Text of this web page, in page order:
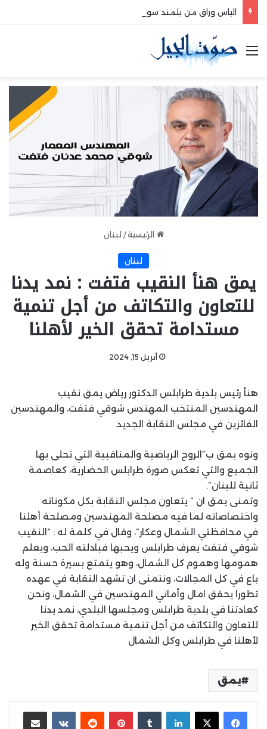
القائمة
الرئيسية / لبنان
لبنان
يمق هنأ النقيب فتفت : نمد يدنا
للتعاون والتكاتف من أجل تنمية
مستدامة تحقق الخير لأهلنا
أبريل 15, 2024
هنأ رئيس بلدية طرابلس الدكتور رياض يمق نقيب
المهندسين المنتخب المهندس شوقي فتفت، والمهندسين
الفائزين في مجلس النقابة الجديد.
ونوه يمق ب”الروح الرياضية والمناقبية التي تحلى بها
الجميع والتي تعكس صورة طرابلس الحضارية، كعاصمة
ثانية للبنان”.
وتمنى يمق ان ” يتعاون مجلس النقابة بكل مكوناته
واختصاصاته لما فيه مصلحة المهندسين ومصلحة أهلنا
في محافظتي الشمال وعكار”، وقال في كلمة له : “النقيب
شوقي فتفت يعرف طرابلس ويحبها فبادلته الحب، ويعلم
همومها وهموم كل الشمال، وهو يتمتع بسيرة حسنة وله
باع في كل المجالات، ونتمنى ان تشهد النقابة في عهده
تطورا يحقق امال وأماني المهندسين في الشمال، ونحن
كعادتنا في بلدية طرابلس ومجلسها البلدي، نمد يدنا
للتعاون والتكاتف من أجل تنمية مستدامة تحقق الخير
لأهلنا في طرابلس وكل الشمال
يمق
لينكدإن بينتيريست مشاركة عبر البريد